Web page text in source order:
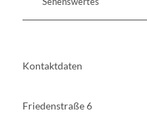
Kontaktdaten
Friedenstraße 6